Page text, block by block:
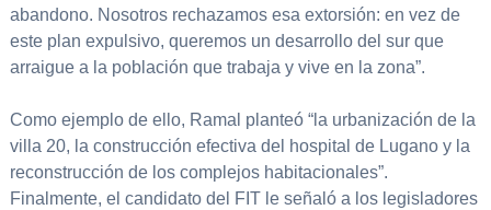
abandono. Nosotros rechazamos esa extorsión: en vez de
este plan expulsivo, queremos un desarrollo del sur que
arraigue a la población que trabaja y vive en la zona”.
Como ejemplo de ello, Ramal planteó “la urbanización de la
villa 20, la construcción efectiva del hospital de Lugano y la
reconstrucción de los complejos habitacionales”.
Finalmente, el candidato del FIT le señaló a los legisladores